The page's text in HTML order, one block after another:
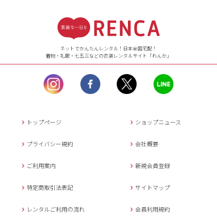
【ご注文（インターネット）】
24時間年中無休
【お問い合わせ窓口（メー
ル）】10:00~17:00
土曜日、日曜日、臨
時休業日を除く。
営業時間外にいただ
返信させていただきま
年末年始、大型連休
メールでのお問い合わせ
ネットでかんたんレンタル！日本全国宅配！
着物・礼服・七五三などの衣装レンタルサイト「れんか」
トップページ ショップニュース
プライバシー規約 会社概要
ご利用案内 新規会員登録
特定商取引法表記 サイトマップ
レンタルご利用の流れ 会員利用規約